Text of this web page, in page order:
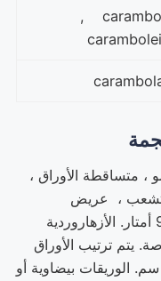
، متساقطة الأوراق ،
، عريض
ومستدير. يصل ارتفاع الشجرة إلى 6-9 أمتار. الأزهاروردية
، على شكل جرس بقطر 3/8 بوصة. يتم ترتيب الأوراق
بشكل حلزوني ومتناوب بطول 15-20 سم. الوريقات بيضاوية أو